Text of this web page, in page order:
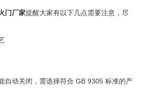
门厂家提醒大家有以下几点需要注意，尽
自动关闭，需选择符合 GB 9305 标准的产